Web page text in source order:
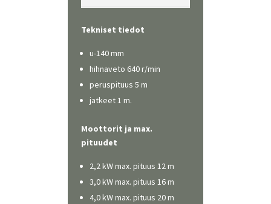
Tekniset tiedot
u-140 mm
hihnaveto 640 r/min
peruspituus 5 m
jatkeet 1 m.
Moottorit ja max.
pituudet
2,2 kW max. pituus 12 m
3,0 kW max. pituus 16 m
4,0 kW max. pituus 20 m